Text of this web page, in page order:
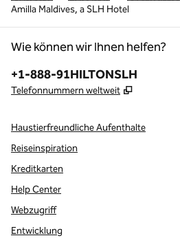
Amilla Maldives, a SLH Hotel
Wie können wir Ihnen helfen?
Telefon:
+1-888-91HILTONSLH
Telefonnummern weltweit ,
Haustierfreundliche Aufenthalte
Reiseinspiration
Kreditkarten
Help Center
Webzugriff
Entwicklung